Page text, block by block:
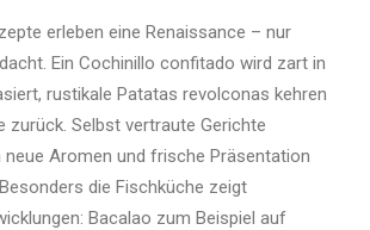
erleben eine Renaissance – nur
Ein Cochinillo confitado wird zart in
rustikale Patatas revolconas kehren
zurück. Selbst vertraute Gerichte
neue Aromen und frische Präsentation
die Fischküche zeigt
Bacalao zum Beispiel auf